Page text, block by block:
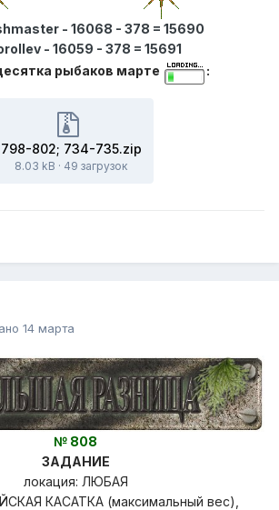
- 16068 - 378 = 15690
- 16059 - 378 = 15691
рыбаков марте
:
798-802; 734-735.zip
8.03 kB · 49 загрузок
14 марта
№ 808
ЗАДАНИЕ
локация: ЛЮБАЯ
КАСАТКА (максимальный вес),